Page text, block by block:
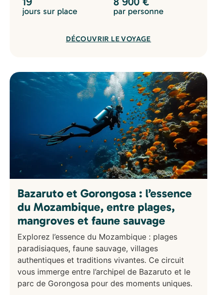
jours sur place par personne
DÉCOUVRIR LE VOYAGE
Bazaruto et Gorongosa : l’essence
du Mozambique, entre plages,
mangroves et faune sauvage
Explorez l’essence du Mozambique : plages
paradisiaques, faune sauvage, villages
authentiques et traditions vivantes. Ce circuit
vous immerge entre l’archipel de Bazaruto et le
parc de Gorongosa pour des moments uniques.